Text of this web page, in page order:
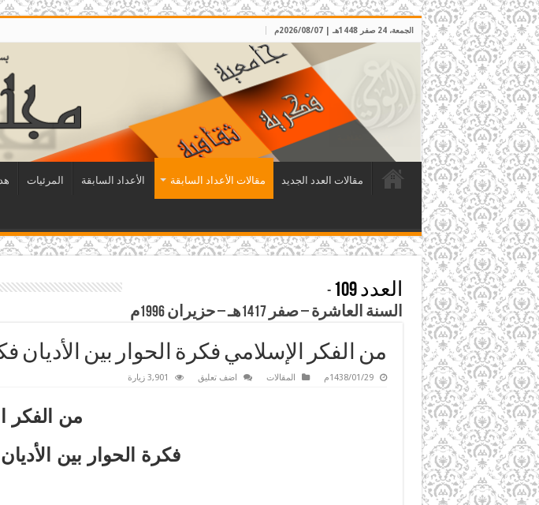
الجمعة، 24 صفر 1448هـ | 2026/08/07م
مقالات العدد الجديد مقالات الأعداد السابقة الأعداد السابقة المرئيات
العدد 109
-
السنة العاشرة – صفر 1417هـ – حزيران 1996م
من الفكر الإسلامي فكرة الحوار بين
1438/01/29م المقالات اضف تعليق 3,901 زيارة
من الفكر
فكرة الحوار بين